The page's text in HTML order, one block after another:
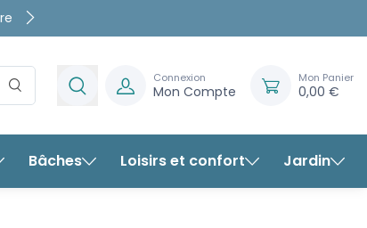
Connexion
Mon Compte
Mon Panier
0,00 €
Bâches Loisirs et confort Jardin